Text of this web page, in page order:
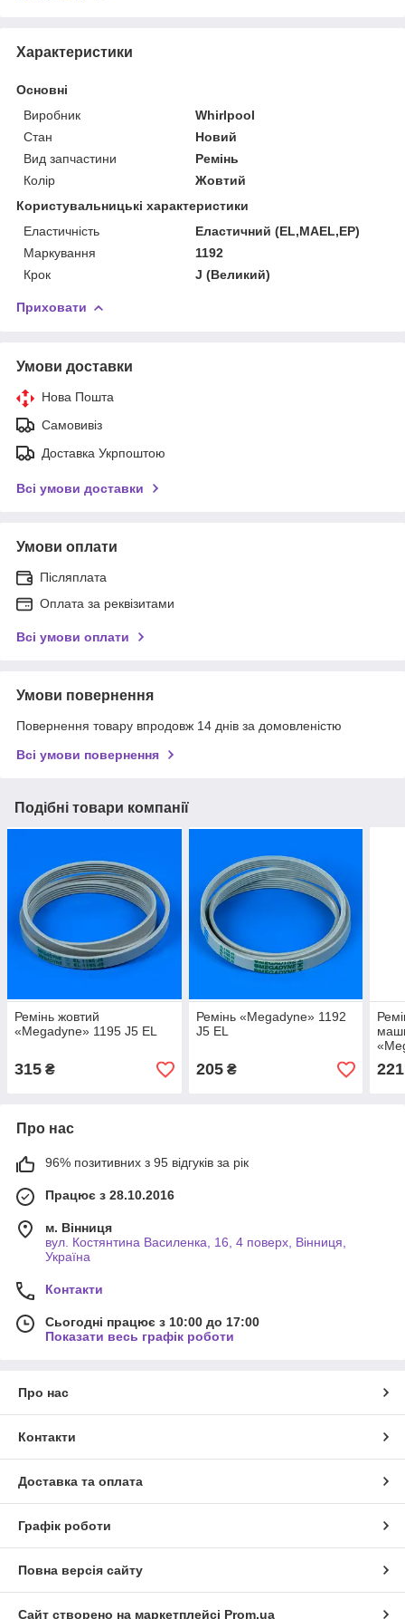
Характеристики
Основні
Виробник
Whirlpool
Стан
Новий
Вид запчастини
Ремінь
Колір
Жовтий
Користувальницькі характеристики
Еластичність
Еластичний (EL,MAEL,EP)
Маркування
1192
Крок
J (Великий)
Приховати
Умови доставки
Нова Пошта
Самовивіз
Доставка Укрпоштою
Всі умови доставки
Умови оплати
Післяплата
Оплата за реквізитами
Всі умови оплати
Умови повернення
Повернення товару впродовж 14 днів за домовленістю
Всі умови повернення
Подібні товари компанії
Ремінь жовтий
«Megadyne» 1195 J5 EL
315 ₴
Ремінь «Megadyne» 1192
J5 EL
205₴ 221
Про нас
96% позитивних з 95 відгуків за рік
Працює з 28.10.2016
м. Вінниця
вул. Костянтина Василенка, 16, 4 поверх, Вінниця,
Україна
Контакти
Сьогодні працює з 10:00 до 17:00
Показати весь графік роботи
Про нас
Контакти
Доставка та оплата
Графік роботи
Повна версія сайту
Сайт створено на маркетплейсі Prom.ua